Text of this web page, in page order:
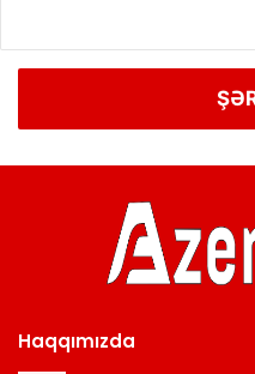
Haqqımızda